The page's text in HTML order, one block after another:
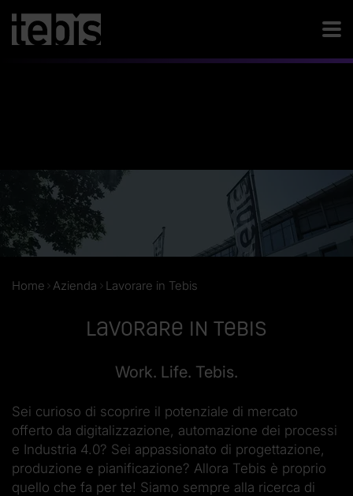
Home Azienda Lavorare in Tebis
Lavorare in Tebis
Work. Life. Tebis.
Sei curioso di scoprire il potenziale di mercato
offerto da digitalizzazione, automazione dei processi
e Industria 4.0? Sei appassionato di progettazione,
produzione e pianificazione? Allora Tebis è proprio
quello che fa per te! Siamo sempre alla ricerca di